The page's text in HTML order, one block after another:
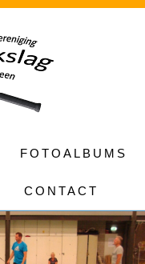
FOTOALBUMS
CONTACT